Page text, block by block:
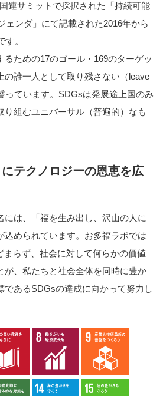
連サミットで採択された「持続可能
ェンダ」にて記載された2016年から
す。
るための17のゴール・169のターゲッ
の誰一人として取り残さない（leave
っています。SDGsは発展途上国のみ
り組むユニバーサル（普遍的）なも
テクノロジーの恩恵を広
には、「福を生み出し、沢山の人に
込められています。お多福ラボでは
まらず、社会に対して何らかの価値
が、私たちと社会全体を同時に豊か
であるSDGsの達成に向かって努力し